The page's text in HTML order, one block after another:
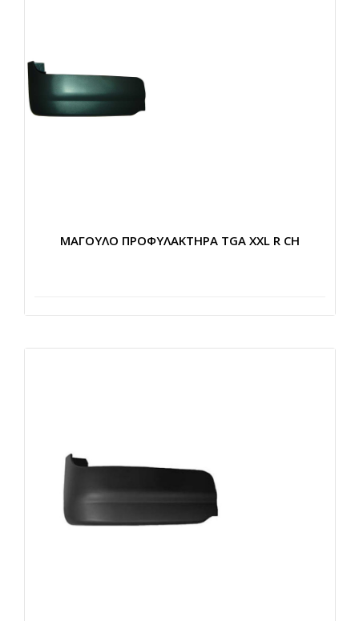
ΜΑΓΟΥΛΟ ΠΡΟΦΥΛΑΚΤΗΡΑ TGA XXL R CH